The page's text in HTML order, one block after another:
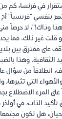
في فرنسا، كم
بنفسي "فرنسياً" أم
وذاك!"، لا حرصاً
قلت غير ذلك. فما
على مفترق بين
الثقافية. وهذا
انطلاقاً من سؤال
التي تثيرها،
المرء الاضطلاع
الذات، في
هل تكون